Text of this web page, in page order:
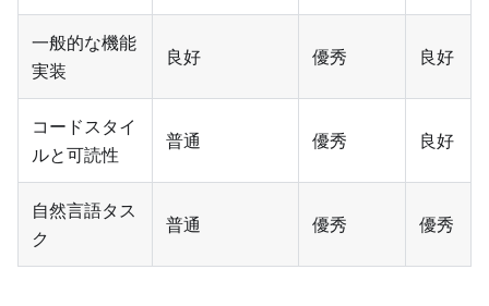
一般的な機能
実装
良好 優秀 良好
コードスタイ
ルと可読性
普通 優秀 良好
自然言語タス
ク
普通 優秀 優秀